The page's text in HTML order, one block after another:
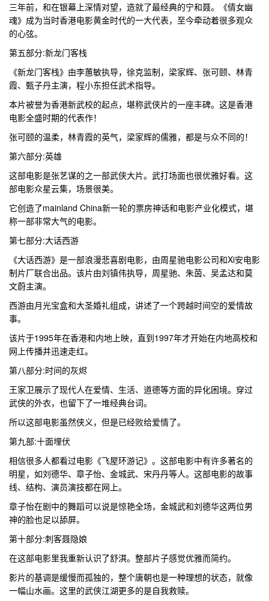
三年前，和在银幕上深情对望，造就了最经典的宁和聂。《倩女幽
魂》成为当时香港电影黄金时代的一大代表，至今牵动着很多观众
的心弦。
第五部分:新龙门客栈
《新龙门客栈》由李蕙敏执导，徐克监制，梁家辉、张可颐、林青
霞、甄子丹主演，程小东担任武术指导。
本片被誉为香港新武校的起点，堪称武侠片的一座丰碑。这是香港
电影全盛时期的代表作！
张可颐的温柔，林青霞的英气，梁家辉的儒雅，都是与众不同的！
第六部分:英雄
这部电影是张艺谋的之一部武侠大片。武打场面也很优雅好看。这
部电影众星云集，场景很美。
它创造了mainland China新一轮的票房神话和电影产业化模式，堪
称一部非常大气的电影。
第七部分:大话西游
《大话西游》是一部浪漫悲喜剧电影，由周星驰电影公司和Xi安电影
制片厂联合出品。该片由刘镇伟执导，周星驰、朱茵、吴孟达和莫
文蔚主演。
西游由月光宝盒和大圣婚礼组成，讲述了一个跨越时间空的爱情故
事。
该片于1995年在香港和内地上映，直到1997年才开始在内地高校和
网上传播并迅速走红。
第八部分:时间的灰烬
王家卫展示了现代人在爱情、生活、道德等方面的异化困境。穿过
武侠的外衣，也留下了一堆经典台词。
所以这部电影虽然侠义，但是已经败给爱情了。
第九部:十面埋伏
相信很多人都看过电影《飞屋环游记》。这部电影中有许多著名的
明星，如刘德华、章子怡、金城武、宋丹丹等人。这部电影的故事
线、结构、演员演技都在网上。
章子怡在剧中的舞蹈可以说是惊艳全场，金城武和刘德华这两位男
神的脸也足以舔屏。
第十部分:刺客聂隐娘
在这部电影里我重新认识了舒淇。整部片子感觉优雅而简约。
影片的基调是缓慢而孤独的，整个唐朝也是一种理想的状态，就像
一幅山水画。这里的武侠江湖更多的是自我救赎。